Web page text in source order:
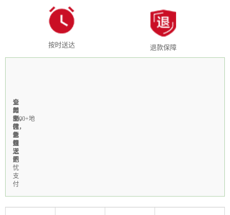
按时送达 退款保障
全
国
3000+地
区
免
费
送
1-
3
小
时
急
速
送
达
当
天
制
作，
新
鲜
上
门
全
年
无
休，
个
性
定
制
支
付
宝，
微
信
线
上
无
忧
支
付